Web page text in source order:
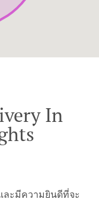
In
ละมีความยินดีที่จะ